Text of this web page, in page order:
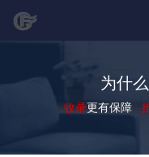
为什
收录更有保障